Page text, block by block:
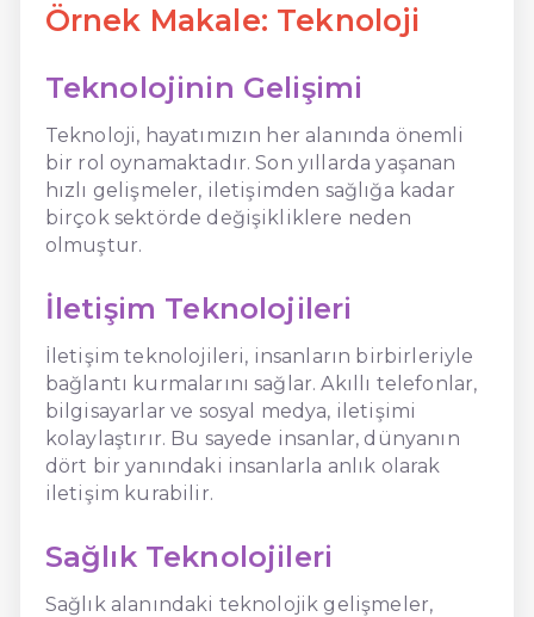
Örnek Makale: Teknoloji
Teknolojinin Gelişimi
Teknoloji, hayatımızın her alanında önemli
bir rol oynamaktadır. Son yıllarda yaşanan
hızlı gelişmeler, iletişimden sağlığa kadar
birçok sektörde değişikliklere neden
olmuştur.
İletişim Teknolojileri
İletişim teknolojileri, insanların birbirleriyle
bağlantı kurmalarını sağlar. Akıllı telefonlar,
bilgisayarlar ve sosyal medya, iletişimi
kolaylaştırır. Bu sayede insanlar, dünyanın
dört bir yanındaki insanlarla anlık olarak
iletişim kurabilir.
Sağlık Teknolojileri
Sağlık alanındaki teknolojik gelişmeler,